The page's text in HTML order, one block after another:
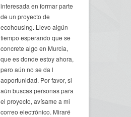
interesada en formar parte
de un proyecto de
ecohousing. Llevo algún
tiempo esperando que se
concrete algo en Murcia,
que es donde estoy ahora,
pero aún no se da l
aoportunidad. Por favor, si
aún buscas personas para
el proyecto, avísame a mi
correo electrónico. Miraré